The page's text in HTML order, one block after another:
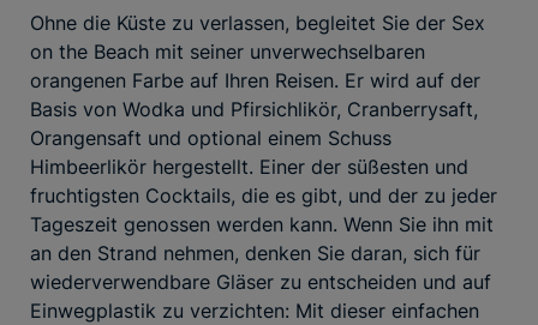
Ohne die Küste zu verlassen, begleitet Sie der Sex
on the Beach mit seiner unverwechselbaren
orangenen Farbe auf Ihren Reisen. Er wird auf der
Basis von Wodka und Pfirsichlikör, Cranberrysaft,
Orangensaft und optional einem Schuss
Himbeerlikör hergestellt. Einer der süßesten und
fruchtigsten Cocktails, die es gibt, und der zu jeder
Tageszeit genossen werden kann. Wenn Sie ihn mit
an den Strand nehmen, denken Sie daran, sich für
wiederverwendbare Gläser zu entscheiden und auf
Einwegplastik zu verzichten: Mit dieser einfachen